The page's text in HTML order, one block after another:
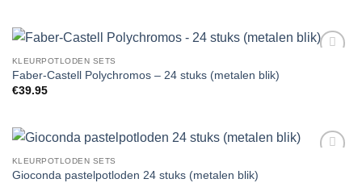
KLEURPOTLODEN SETS
Faber-Castell Polychromos – 24 stuks (metalen blik)
€39.95
KLEURPOTLODEN SETS
Gioconda pastelpotloden 24 stuks (metalen blik)